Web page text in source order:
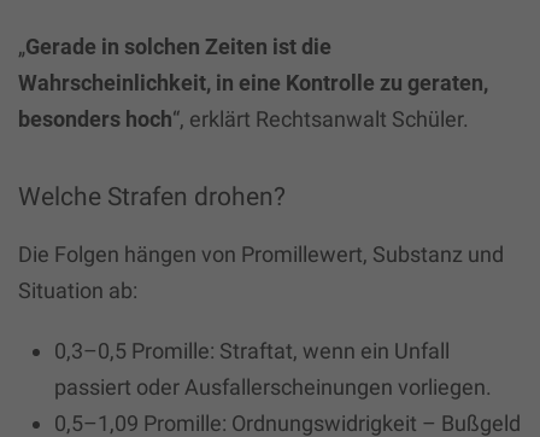
„Gerade in solchen Zeiten ist die
Wahrscheinlichkeit, in eine Kontrolle zu geraten,
besonders hoch“, erklärt Rechtsanwalt Schüler.
Welche Strafen drohen?
Die Folgen hängen von Promillewert, Substanz und
Situation ab:
0,3–0,5 Promille: Straftat, wenn ein Unfall
passiert oder Ausfallerscheinungen vorliegen.
0,5–1,09 Promille: Ordnungswidrigkeit – Bußgeld